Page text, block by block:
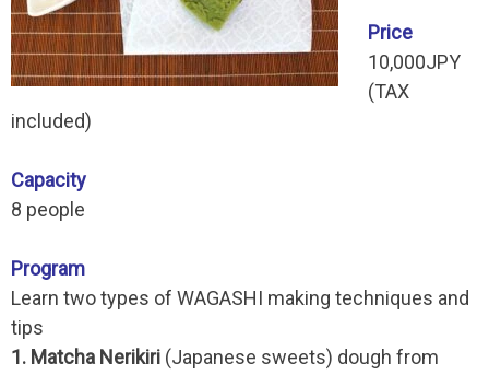
Price
10,000JPY
(TAX
included)
Capacity
8 people
Program
Learn two types of WAGASHI making techniques and
tips
1. Matcha Nerikiri (Japanese sweets) dough from